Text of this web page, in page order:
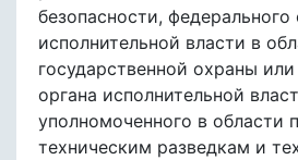
безопасности, федерального
исполнительной власти в
государственной охраны
органа исполнительной
уполномоченного в области
техническим разведкам и